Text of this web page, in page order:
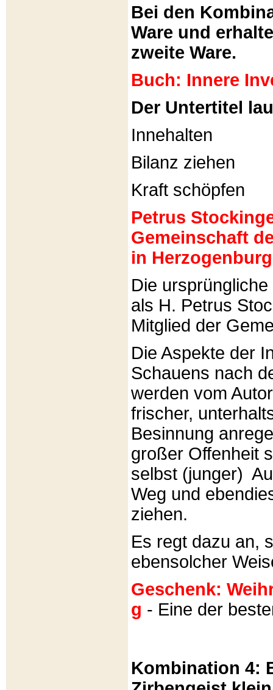
Bei den
Ware und
zweite Ware.
Buch: Innere
Der Untertitel
Innehalten
Bilanz ziehen
Kraft schöpfen
Petrus
Gemeinschaft
in
Die
als H. Petrus
Mitglied der
Die Aspekte der
Schauens nach
werden vom
frischer,
Besinnung
großer Offenheit
selbst (junger)
Weg und
ziehen.
Es regt dazu an,
ebensolcher
Geschenk:
g - Eine der
Kombination 4: